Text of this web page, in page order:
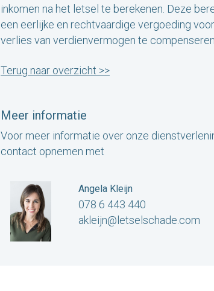
inkomen na het letsel te berekenen. Deze
een eerlijke en rechtvaardige vergoeding
verlies van verdienvermogen te compenseren.
Terug naar overzicht >>
Meer informatie
Voor meer informatie over onze
contact opnemen met
Angela Kleijn
078 6 443 440
akleijn@letselschade.com